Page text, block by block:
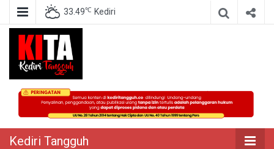
33.49℃ Kediri
Kediri Tangguh
Berita Akurat Terpercaya
Kediri Tangguh